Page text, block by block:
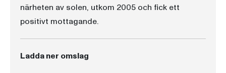
närheten av solen, utkom 2005 och fick ett
positivt mottagande.
Ladda ner omslag